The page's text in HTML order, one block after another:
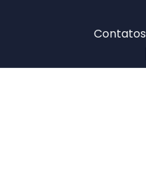
Contatos